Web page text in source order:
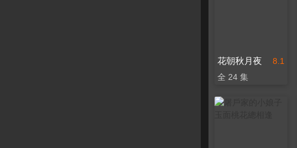
8.1
花朝秋月夜
全 24 集